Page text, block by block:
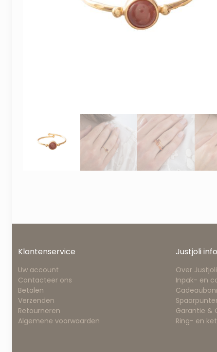
Klantenservice
Uw account
Contacteer ons
Betalen
Verzenden
Retourneren
Algemene voorwaarden
Justjoli info
Over Justjoli
Inpak- en
Garantie &
Ring- en